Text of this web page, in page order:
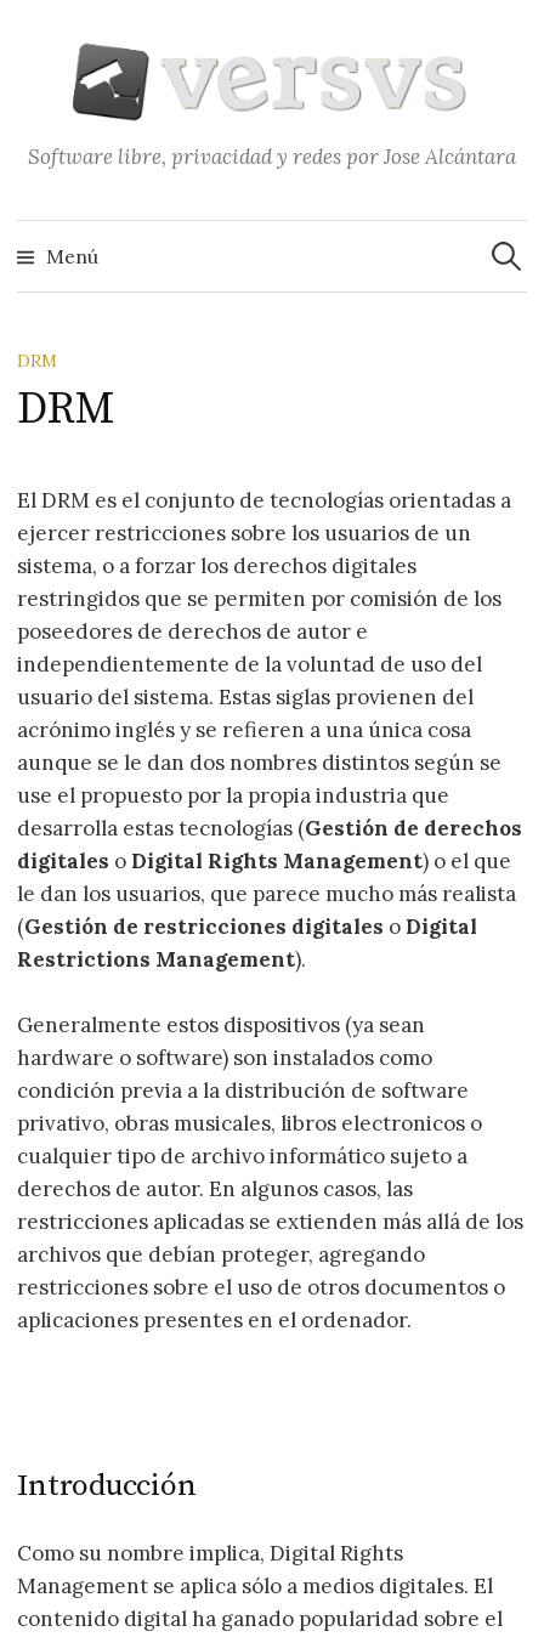
contenido
Software libre, privacidad y redes por Jose Alcántara
Menú
DRM
DRM
El DRM es el conjunto de tecnologías orientadas a
ejercer restricciones sobre los usuarios de un
sistema, o a forzar los derechos digitales
restringidos que se permiten por comisión de los
poseedores de derechos de autor e
independientemente de la voluntad de uso del
usuario del sistema. Estas siglas provienen del
acrónimo inglés y se refieren a una única cosa
aunque se le dan dos nombres distintos según se
use el propuesto por la propia industria que
desarrolla estas tecnologías (Gestión de derechos
digitales o Digital Rights Management) o el que
le dan los usuarios, que parece mucho más realista
(Gestión de restricciones digitales o Digital
Restrictions Management).
Generalmente estos dispositivos (ya sean
hardware o software) son instalados como
condición previa a la distribución de software
privativo, obras musicales, libros electronicos o
cualquier tipo de archivo informático sujeto a
derechos de autor. En algunos casos, las
restricciones aplicadas se extienden más allá de los
archivos que debían proteger, agregando
restricciones sobre el uso de otros documentos o
aplicaciones presentes en el ordenador.
Introducción
Como su nombre implica, Digital Rights
Management se aplica sólo a medios digitales. El
contenido digital ha ganado popularidad sobre el